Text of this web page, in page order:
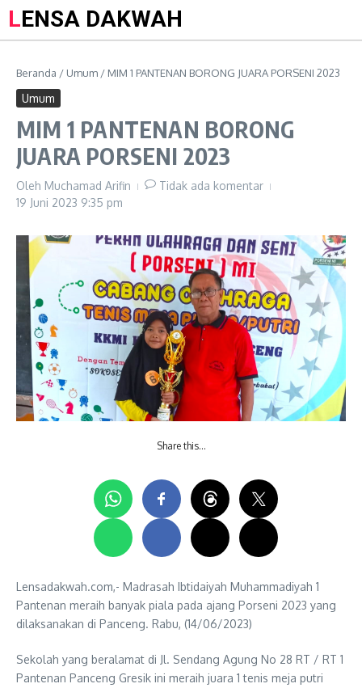
LENSA DAKWAH
Beranda / Umum / MIM 1 PANTENAN BORONG JUARA PORSENI 2023
Umum
MIM 1 PANTENAN BORONG
JUARA PORSENI 2023
Oleh Muchamad Arifin
Tidak ada komentar
19 Juni 2023 9:35 pm
Share this…
Lensadakwah.com,- Madrasah Ibtidaiyah Muhammadiyah 1
Pantenan meraih banyak piala pada ajang Porseni 2023 yang
dilaksanakan di Panceng. Rabu, (14/06/2023)
Sekolah yang beralamat di Jl. Sendang Agung No 28 RT / RT 1
Pantenan Panceng Gresik ini meraih juara 1 tenis meja putri